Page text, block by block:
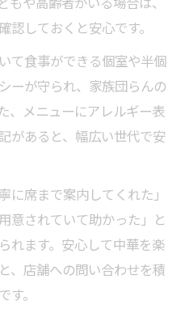
認しておくと安心です。
て食事ができる個室や半個
ーが守られ、家族団らんの
、メニューにアレルギー表
があると、幅広い世代で安
に席まで案内してくれた」
意されていて助かった」と
れます。安心して中華を楽
、店舗への問い合わせを積
。